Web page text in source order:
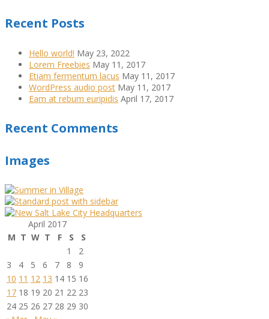
Recent Posts
Hello world! May 23, 2022
Lorem Freebies May 11, 2017
Etiam fermentum lacus May 11, 2017
WordPress audio post May 11, 2017
Eam at rebum euripidis April 17, 2017
Recent Comments
Images
April 2017
M T W T F S
S
1
2
3
4 5 6 7 8
9
10 11 12 13 14 15 16
17 18 19 20 21 22 23
24 25 26 27 28 29 30